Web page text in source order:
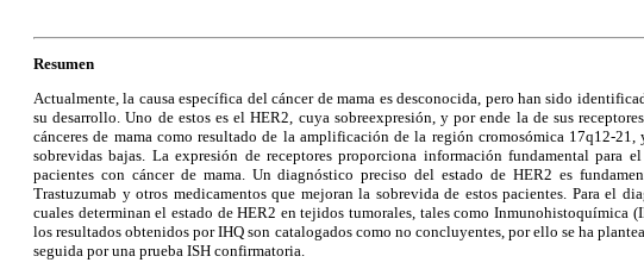
Resumen
Actualmente, la causa específica del cáncer de mama es desconocida, pero han sido
su desarrollo. Uno de estos es el HER2, cuya sobreexpresión, y por ende la de sus
cánceres de mama como resultado de la amplificación de la región cromosómica 17q12-
sobrevidas bajas. La expresión de receptores proporciona información fundamental para
pacientes con cáncer de mama. Un diagnóstico preciso del estado de HER2 es
Trastuzumab y otros medicamentos que mejoran la sobrevida de estos pacientes. Para el
cuales determinan el estado de HER2 en tejidos tumorales, tales como Inmunohistoquímica
los resultados obtenidos por IHQ son catalogados como no concluyentes, por ello se ha
seguida por una prueba ISH confirmatoria.